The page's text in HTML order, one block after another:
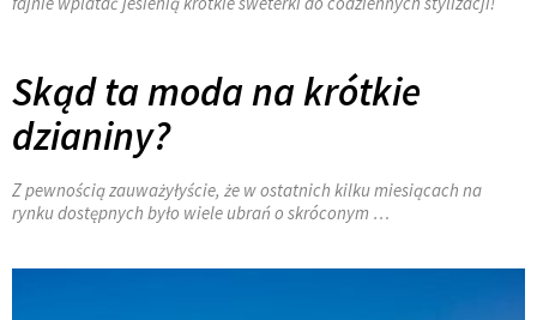
Skąd ta moda na krótkie
dzianiny?
Z pewnością zauważyłyście, że w ostatnich kilku miesiącach na
rynku dostępnych było wiele ubrań o skróconym …